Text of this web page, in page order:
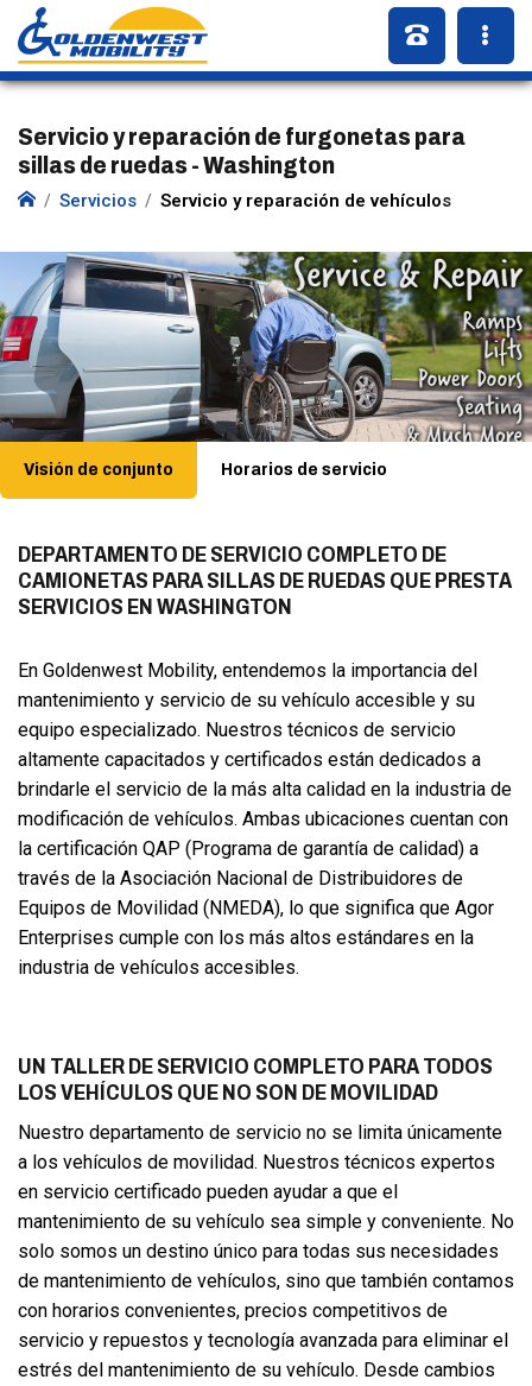
Servicio y reparación de furgonetas para
sillas de ruedas - Washington
Servicios Servicio y reparación de vehículos
Visión de conjunto Horarios de servicio
DEPARTAMENTO DE SERVICIO COMPLETO DE
CAMIONETAS PARA SILLAS DE RUEDAS QUE PRESTA
SERVICIOS EN WASHINGTON
En Goldenwest Mobility, entendemos la importancia del
mantenimiento y servicio de su vehículo accesible y su
equipo especializado. Nuestros técnicos de servicio
altamente capacitados y certificados están dedicados a
brindarle el servicio de la más alta calidad en la industria de
modificación de vehículos. Ambas ubicaciones cuentan con
la certificación QAP (Programa de garantía de calidad) a
través de la Asociación Nacional de Distribuidores de
Equipos de Movilidad (NMEDA), lo que significa que Agor
Enterprises cumple con los más altos estándares en la
industria de vehículos accesibles.
UN TALLER DE SERVICIO COMPLETO PARA TODOS
LOS VEHÍCULOS QUE NO SON DE MOVILIDAD
Nuestro departamento de servicio no se limita únicamente
a los vehículos de movilidad. Nuestros técnicos expertos
en servicio certificado pueden ayudar a que el
mantenimiento de su vehículo sea simple y conveniente. No
solo somos un destino único para todas sus necesidades
de mantenimiento de vehículos, sino que también contamos
con horarios convenientes, precios competitivos de
servicio y repuestos y tecnología avanzada para eliminar el
estrés del mantenimiento de su vehículo. Desde cambios